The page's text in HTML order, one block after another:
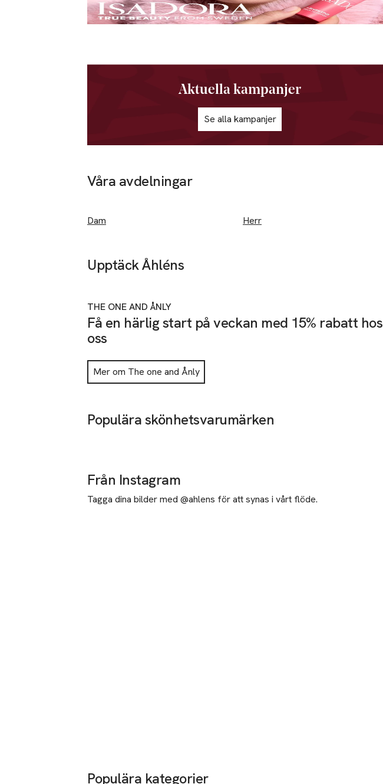
Aktuella kampanjer
Se alla kampanjer
Våra avdelningar
Dam
Herr
Upptäck Åhléns
THE ONE AND ÅNLY
Få en härlig start på veckan med 15% rabatt hos
oss
Mer om The one and Ånly
Populära skönhetsvarumärken
Från Instagram
Tagga dina bilder med @ahlens för att synas i vårt flöde.
Populära kategorier